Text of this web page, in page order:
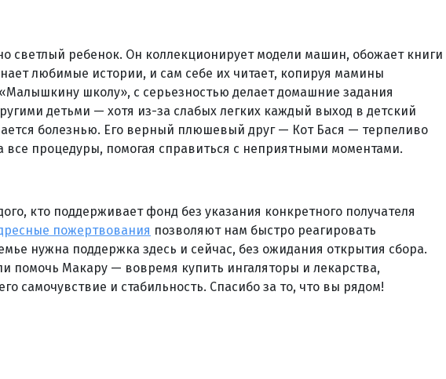
светлый ребенок. Он коллекционирует модели машин, обожает книги
любимые истории, и сам себе их читает, копируя мамины
школу», с серьезностью делает домашние задания
детьми — хотя из-за слабых легких каждый выход в детский
болезнью. Его верный плюшевый друг — Кот Бася — терпеливо
все процедуры, помогая справиться с неприятными моментами.
кто поддерживает фонд без указания конкретного получателя
пожертвования позволяют нам быстро реагировать
нужна поддержка здесь и сейчас, без ожидания открытия сбора.
помочь Макару — вовремя купить ингаляторы и лекарства,
самочувствие и стабильность. Спасибо за то, что вы рядом!